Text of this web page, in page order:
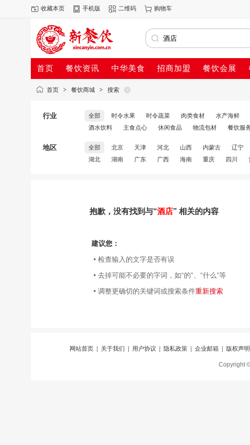
收藏本页 手机版 二维码 购物车
首页 餐饮资讯 中华美食 招商加盟 餐饮会展
首页 > 餐饮商城 > 搜索
行业 全部 时令水果 时令蔬菜 肉类食材 水产海鲜
酒水饮料
主食点心 休闲食品 物流包材 餐饮服
地区 全部 北京 天津 河北 山西 内蒙古 辽宁
湖北
湖南 广东 广西 海南 重庆 四川
抱歉，没有找到与“酒店” 相关的内容
建议您：
• 检查输入的文字是否有误
• 去掉可能不必要的字词，如“的”、“什么”等
• 调整更确切的关键词或搜索条件重新搜索
网站首页| 关于我们 用户协议 隐私政策| 企业邮箱 版权声明
Copyright